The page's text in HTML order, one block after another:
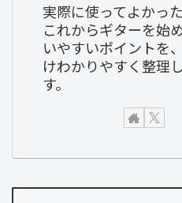
実際に使ってよかった
これからギターを始
いやすいポイントを
けわかりやすく整理
す。